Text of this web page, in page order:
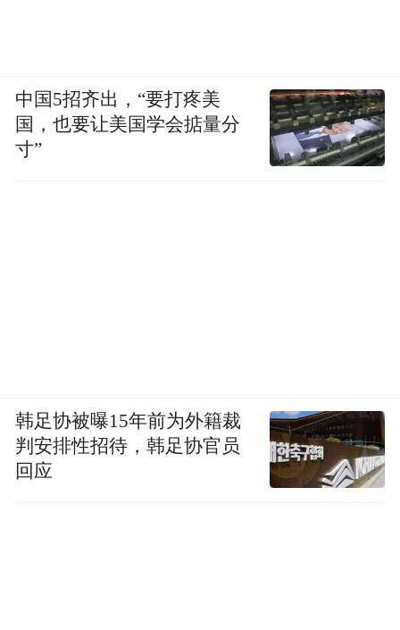
中国5招齐出，“要打疼美
国，也要让美国学会掂量分
寸”
韩足协被曝15年前为外籍裁
判安排性招待，韩足协官员
回应